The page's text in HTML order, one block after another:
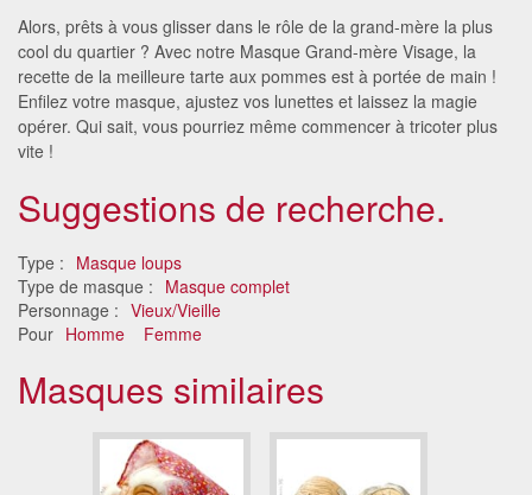
Alors, prêts à vous glisser dans le rôle de la grand-mère la plus
cool du quartier ? Avec notre Masque Grand-mère Visage, la
recette de la meilleure tarte aux pommes est à portée de main !
Enfilez votre masque, ajustez vos lunettes et laissez la magie
opérer. Qui sait, vous pourriez même commencer à tricoter plus
vite !
Suggestions de recherche.
Type : Masque loups
Type de masque : Masque complet
Personnage : Vieux/Vieille
Pour Homme Femme
Masques similaires